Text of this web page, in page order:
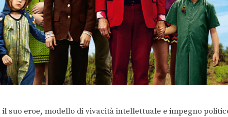
suo eroe, modello di vivacità intellettuale e impegno